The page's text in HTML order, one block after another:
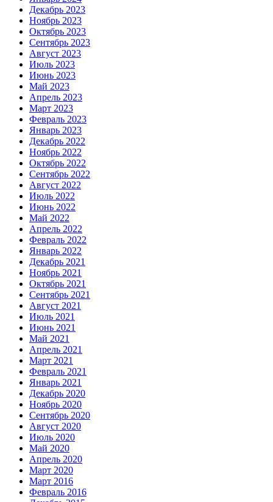
Декабрь 2023
Ноябрь 2023
Октябрь 2023
Сентябрь 2023
Август 2023
Июль 2023
Июнь 2023
Май 2023
Апрель 2023
Март 2023
Февраль 2023
Январь 2023
Декабрь 2022
Ноябрь 2022
Октябрь 2022
Сентябрь 2022
Август 2022
Июль 2022
Июнь 2022
Май 2022
Апрель 2022
Февраль 2022
Январь 2022
Декабрь 2021
Ноябрь 2021
Октябрь 2021
Сентябрь 2021
Август 2021
Июль 2021
Июнь 2021
Май 2021
Апрель 2021
Март 2021
Февраль 2021
Январь 2021
Декабрь 2020
Ноябрь 2020
Сентябрь 2020
Август 2020
Июль 2020
Май 2020
Апрель 2020
Март 2020
Март 2016
Февраль 2016